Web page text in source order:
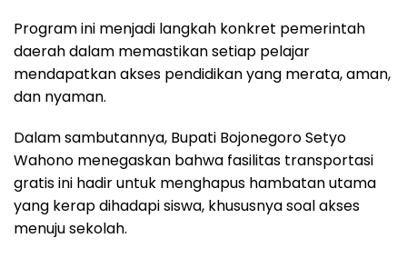
Program ini menjadi langkah konkret pemerintah
daerah dalam memastikan setiap pelajar
mendapatkan akses pendidikan yang merata, aman,
dan nyaman.
Dalam sambutannya, Bupati Bojonegoro Setyo
Wahono menegaskan bahwa fasilitas transportasi
gratis ini hadir untuk menghapus hambatan utama
yang kerap dihadapi siswa, khususnya soal akses
menuju sekolah.